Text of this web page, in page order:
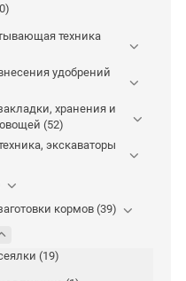
техника
удобрений
хранения и
(52)
экскаваторы
кормов (39)
(19)